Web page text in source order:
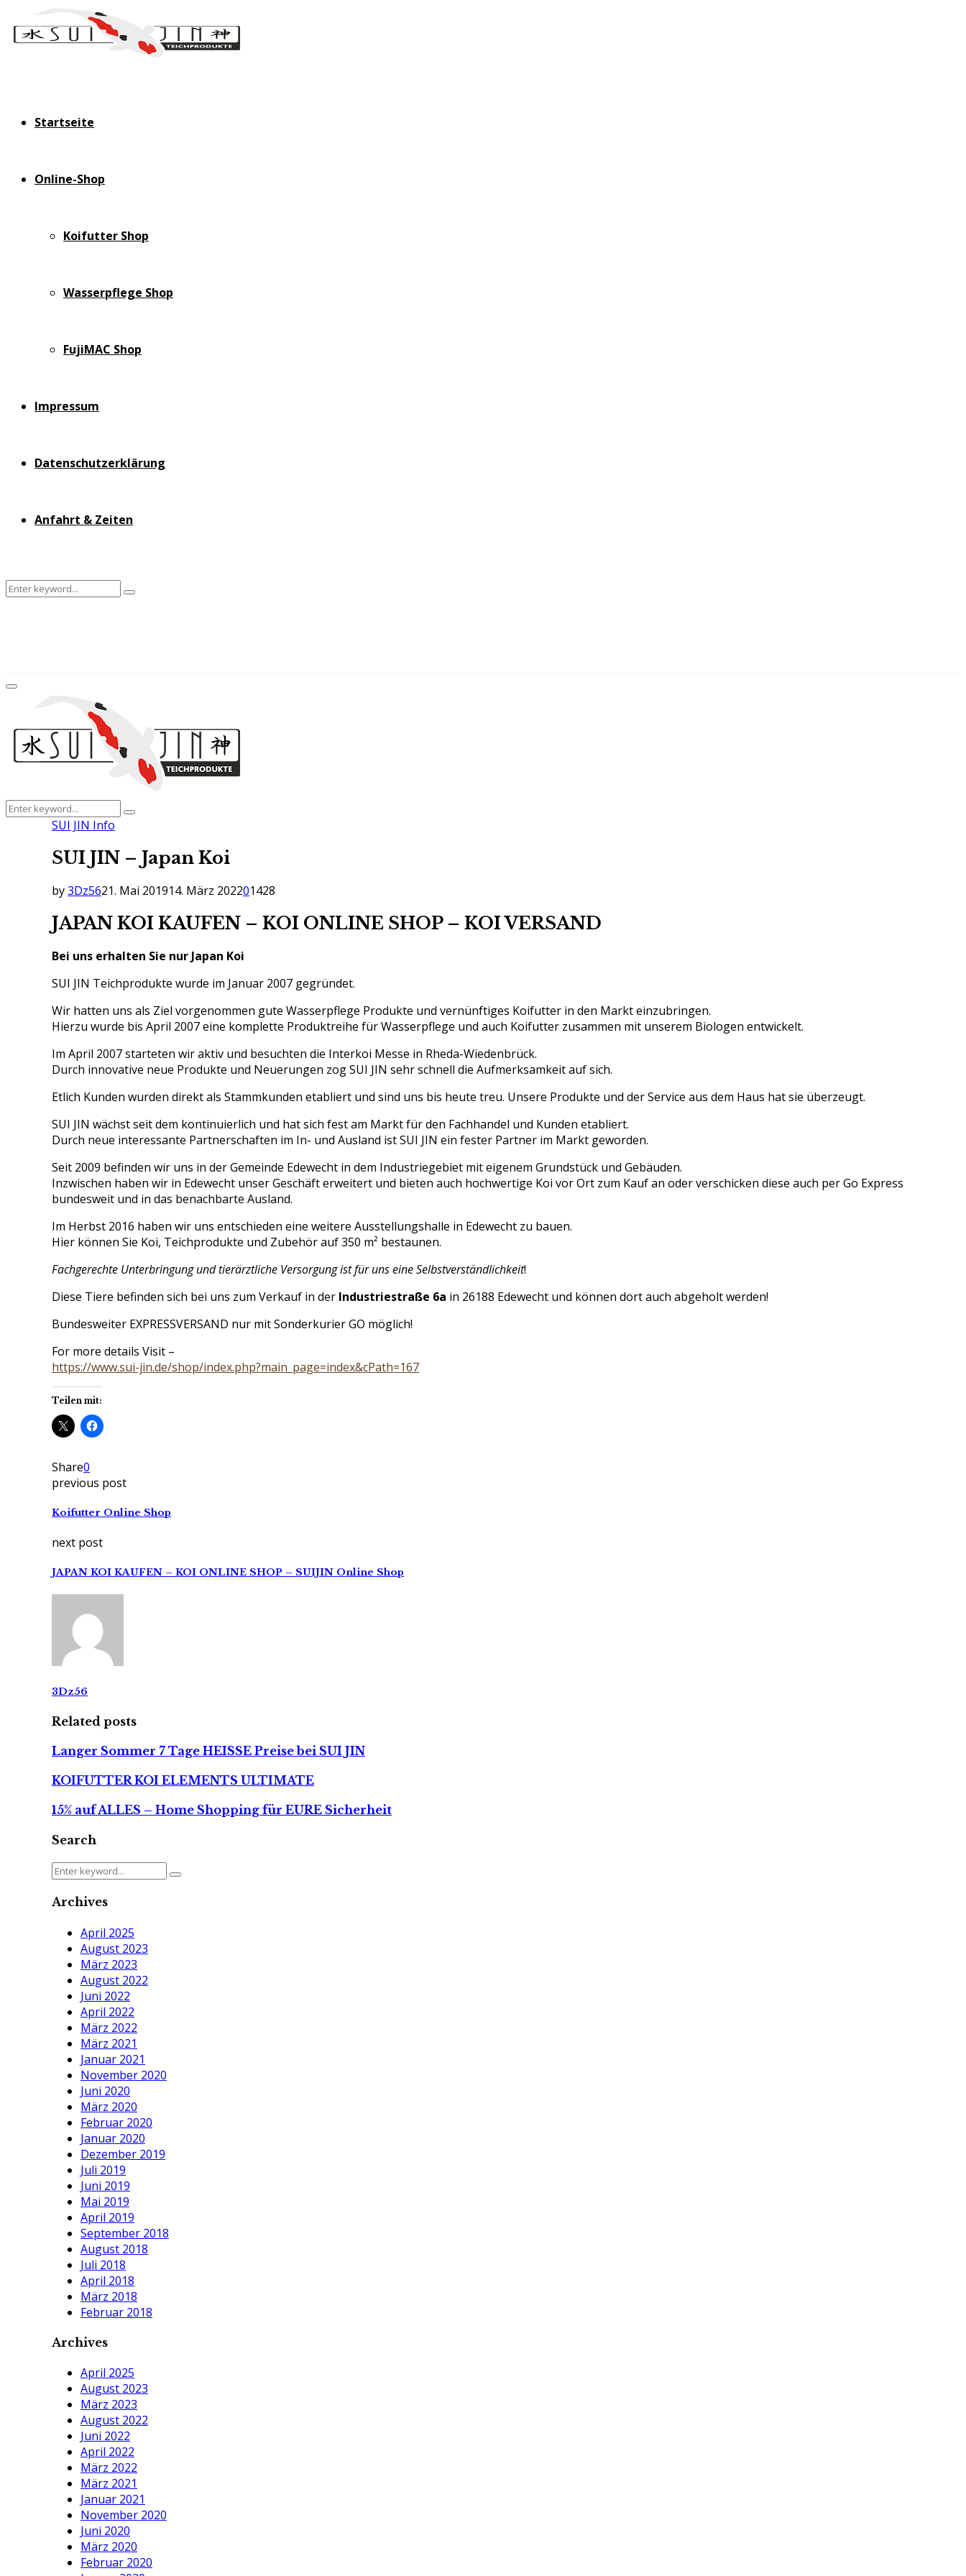
Startseite
Online-Shop
Koifutter Shop
Wasserpflege Shop
FujiMAC Shop
Impressum
Datenschutzerklärung
Anfahrt & Zeiten
Search
Search
Primary
Menu
Search
Search
SUI JIN Info
SUI JIN – Japan Koi
by3Dz5621. Mai 201914. März 202201428
JAPAN KOI KAUFEN – KOI ONLINE SHOP – KOI VERSAND
Bei uns erhalten Sie nur Japan Koi
SUI JIN Teichprodukte wurde im Januar 2007 gegründet.
Wir hatten uns als Ziel vorgenommen gute Wasserpflege Produkte und vernünftiges Koifutter in den Markt einzubringen.
Hierzu wurde bis April 2007 eine komplette Produktreihe für Wasserpflege und auch Koifutter zusammen mit unserem Biologen entwickelt.
Im April 2007 starteten wir aktiv und besuchten die Interkoi Messe in Rheda-Wiedenbrück.
Durch innovative neue Produkte und Neuerungen zog SUI JIN sehr schnell die Aufmerksamkeit auf sich.
Etlich Kunden wurden direkt als Stammkunden etabliert und sind uns bis heute treu. Unsere Produkte und der Service aus dem Haus hat sie überzeugt.
SUI JIN wächst seit dem kontinuierlich und hat sich fest am Markt für den Fachhandel und Kunden etabliert.
Durch neue interessante Partnerschaften im In- und Ausland ist SUI JIN ein fester Partner im Markt geworden.
Seit 2009 befinden wir uns in der Gemeinde Edewecht in dem Industriegebiet mit eigenem Grundstück und Gebäuden.
Inzwischen haben wir in Edewecht unser Geschäft erweitert und bieten auch hochwertige Koi vor Ort zum Kauf an oder verschicken diese auch per Go Express
bundesweit und in das benachbarte Ausland.
Im Herbst 2016 haben wir uns entschieden eine weitere Ausstellungshalle in Edewecht zu bauen.
Hier können Sie Koi, Teichprodukte und Zubehör auf 350 m² bestaunen.
Fachgerechte Unterbringung und tierärztliche Versorgung ist für uns eine Selbstverständlichkeit!
Diese Tiere befinden sich bei uns zum Verkauf in der Industriestraße 6a in 26188 Edewecht und können dort auch abgeholt werden!
Bundesweiter EXPRESSVERSAND nur mit Sonderkurier GO möglich!
For more details Visit –
https://www.sui-jin.de/shop/index.php?main_page=index&cPath=167
Teilen mit:
Share0
previous post
Koifutter Online Shop
next post
JAPAN KOI KAUFEN – KOI ONLINE SHOP – SUIJIN Online Shop
3Dz56
Related posts
Langer Sommer 7 Tage HEISSE Preise bei SUI JIN
KOIFUTTER KOI ELEMENTS ULTIMATE
15% auf ALLES – Home Shopping für EURE Sicherheit
Search
Search
Search
Archives
April 2025
August 2023
März 2023
August 2022
Juni 2022
April 2022
März 2022
März 2021
Januar 2021
November 2020
Juni 2020
März 2020
Februar 2020
Januar 2020
Dezember 2019
Juli 2019
Juni 2019
Mai 2019
April 2019
September 2018
August 2018
Juli 2018
April 2018
März 2018
Februar 2018
Archives
April 2025
August 2023
März 2023
August 2022
Juni 2022
April 2022
März 2022
März 2021
Januar 2021
November 2020
Juni 2020
März 2020
Februar 2020